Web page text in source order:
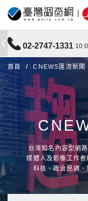
02-2747-1331
首頁 CNEWS匯流新聞
台灣知名內容型網
媒體人及影像工作
科技、政治民調